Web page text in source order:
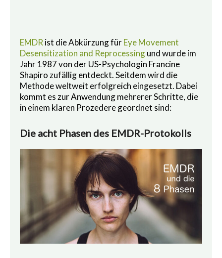
EMDR ist die Abkürzung fürEye Movement
Desensitization and Reprocessingund wurde im
Jahr 1987 von der US-Psychologin Francine
Shapiro zufällig entdeckt. Seitdem wird die
Methode weltweit erfolgreich eingesetzt. Dabei
kommt es zur Anwendung mehrerer Schritte, die
in einem klaren Prozedere geordnet sind:
Die acht Phasen des EMDR-Protokolls